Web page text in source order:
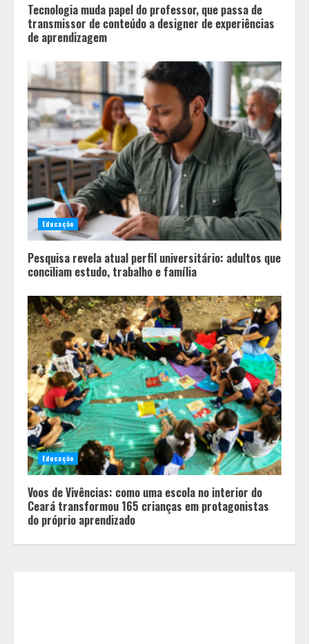
Tecnologia muda papel do professor, que passa de
transmissor de conteúdo a designer de experiências
de aprendizagem
Educação
Pesquisa revela atual perfil universitário: adultos que
conciliam estudo, trabalho e família
Educação
Voos de Vivências: como uma escola no interior do
Ceará transformou 165 crianças em protagonistas
do próprio aprendizado
2
Equipe conquista 22 medalhas e
garante 12 vagas para etapas
nacionais em segunda etapa do
JEMG, em Pará de Minas
Grandes marcas, preços baixos e
uma causa que transforma vidas